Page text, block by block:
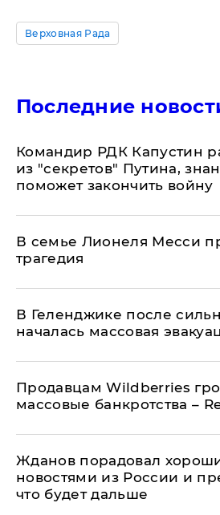
Верховная Рада
Последние
Командир РДК Капустин
из "секретов" Путина,
поможет закончить войну
В семье Лионеля Месси
трагедия
В Геленджике после
началась массовая
Продавцам Wildberries
массовые банкротства –
Жданов порадовал
новостями из России и
что будет дальше